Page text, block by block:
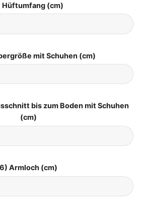
Hüftumfang (cm)
mit Schuhen (cm)
bis zum Boden mit Schuhen
(cm)
6) Armloch (cm)
quantity